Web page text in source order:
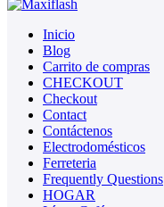
Inicio
Blog
Carrito de compras
CHECKOUT
Checkout
Contact
Contáctenos
Electrodomésticos
Ferreteria
Frequently Questions
HOGAR